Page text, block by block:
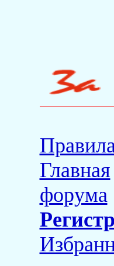
Главная
форума